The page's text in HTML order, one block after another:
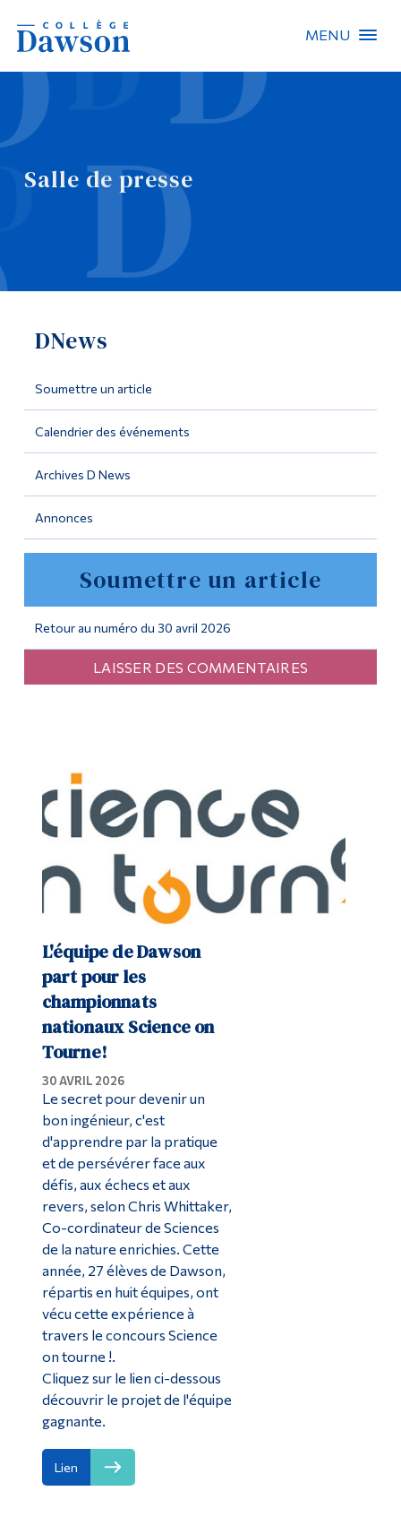
MENU
Salle de presse
DNews
Soumettre un article
Calendrier des événements
Archives D News
Annonces
Soumettre un article
Retour au numéro du 30 avril 2026
LAISSER DES COMMENTAIRES
L'équipe de Dawson
part pour les
championnats
nationaux Science on
Tourne!
30 AVRIL 2026
Le secret pour devenir un
bon ingénieur, c'est
d'apprendre par la pratique
et de persévérer face aux
défis, aux échecs et aux
revers, selon Chris Whittaker,
Co-cordinateur de Sciences
de la nature enrichies. Cette
année, 27 élèves de Dawson,
répartis en huit équipes, ont
vécu cette expérience à
travers le concours Science
on tourne !.
Cliquez sur le lien ci-dessous
découvrir le projet de l'équipe
gagnante.
Lien
Recherche sur le site
Recherche de personnes
EN
Omnivox
Outils
Programmes
Formation continue
Admissions
Qui vous êtes
personnel administratif
Diplômé·es et visiteur·euses